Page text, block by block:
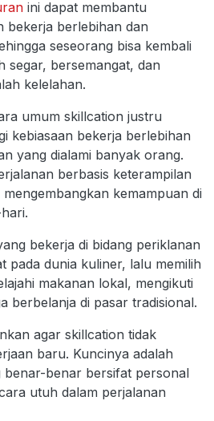
ini dapat membantu
bekerja berlebihan dan
seseorang bisa kembali
segar, bersemangat, dan
kelelahan.
umum skillcation justru
kebiasaan bekerja berlebihan
yang dialami banyak orang.
berbasis keterampilan
kemampuan di
bekerja di bidang periklanan
pada dunia kuliner, lalu memilih
makanan lokal, mengikuti
berbelanja di pasar tradisional.
agar skillcation tidak
baru. Kuncinya adalah
benar-benar bersifat personal
utuh dalam perjalanan